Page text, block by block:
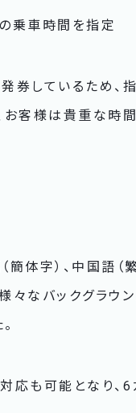
乗車時間を指定
券しているため、
お客様は貴重な時
簡体字）、中国語
々なバックグラ
応も可能となり